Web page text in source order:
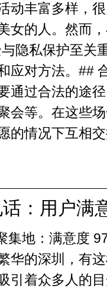
动丰富多样，
女的人。然而
隐私保护至关
应对方法。##
通过合法的途
会等。在这些
的情况下互相
：用户满
集地：满意度
华的深圳，有
引着众多人的